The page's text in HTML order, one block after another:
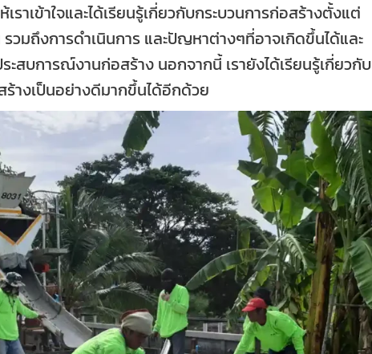
าเข้าใจและได้เรียนรู้เกี่ยวกับกระบวนการก่อสร้างตั้งแต่
วมถึงการดำเนินการ และปัญหาต่างๆที่อาจเกิดขึ้นได้และ
ะสบการณ์งานก่อสร้าง นอกจากนี้ เรายังได้เรียนรู้เกี่ยวกับ
างเป็นอย่างดีมากขึ้นได้อีกด้วย